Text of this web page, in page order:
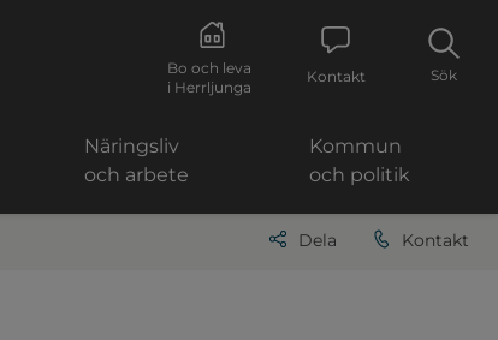
Bo och leva
i Herrljunga
Kontakt Sök
Näringsliv
och arbete
Kommun
och politik
Dela Kontakt